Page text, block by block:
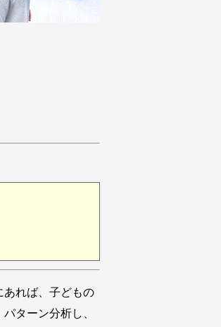
あれば、子どもの
ターン分析し、